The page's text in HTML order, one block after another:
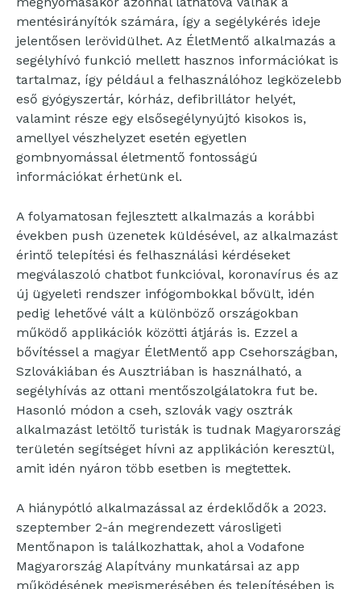
mentésirányítók számára, így a segélykérés ideje
jelentősen lerövidülhet. Az ÉletMentő alkalmazás a
segélyhívó funkció mellett hasznos információkat is
tartalmaz, így például a felhasználóhoz legközelebb
eső gyógyszertár, kórház, defibrillátor helyét,
valamint része egy elsősegélynyújtó kisokos is,
amellyel vészhelyzet esetén egyetlen
gombnyomással életmentő fontosságú
információkat érhetünk el.
A folyamatosan fejlesztett alkalmazás a korábbi
években push üzenetek küldésével, az alkalmazást
érintő telepítési és felhasználási kérdéseket
megválaszoló chatbot funkcióval, koronavírus és az
új ügyeleti rendszer infógombokkal bővült, idén
pedig lehetővé vált a különböző országokban
működő applikációk közötti átjárás is. Ezzel a
bővítéssel a magyar ÉletMentő app Csehországban,
Szlovákiában és Ausztriában is használható, a
segélyhívás az ottani mentőszolgálatokra fut be.
Hasonló módon a cseh, szlovák vagy osztrák
alkalmazást letöltő turisták is tudnak Magyarország
területén segítséget hívni az applikáción keresztül,
amit idén nyáron több esetben is megtettek.
A hiánypótló alkalmazással az érdeklődők a 2023.
szeptember 2-án megrendezett városligeti
Mentőnapon is találkozhattak, ahol a Vodafone
Magyarország Alapítvány munkatársai az app
működésének megismerésében és telepítésében is